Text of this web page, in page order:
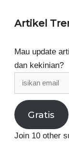
Artikel
Mau update
dan kekinian?
isikan
email
Gratis
Join 10 other